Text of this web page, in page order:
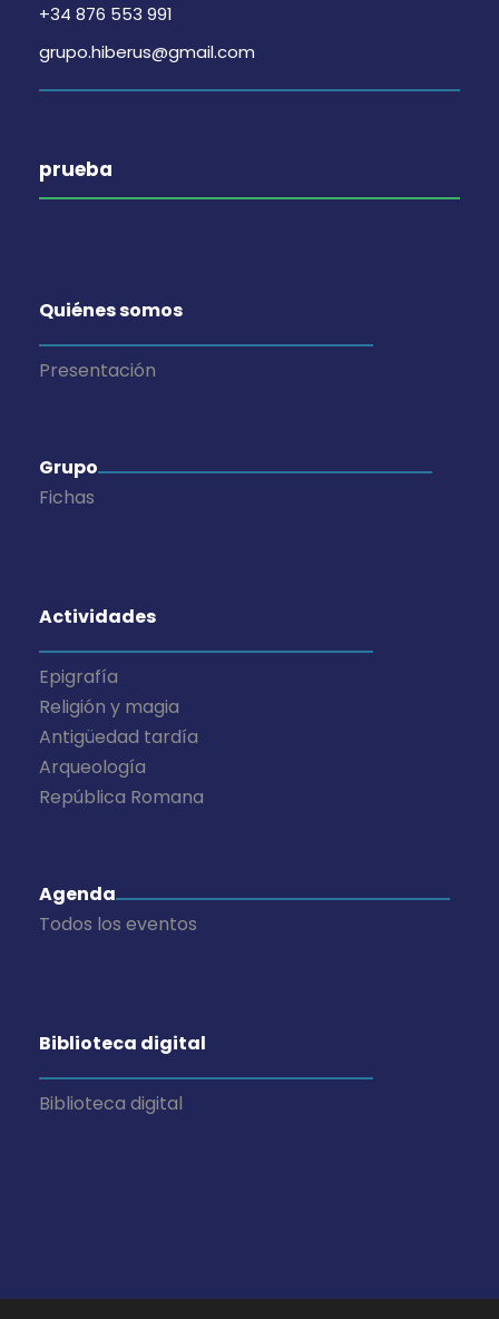
+34 876 553 991
grupo.hiberus@gmail.com
prueba
Quiénes somos
Presentación
Grupo
Fichas
Actividades
Epigrafía
Religión y magia
Antigüedad tardía
Arqueología
República Romana
Agenda
Todos los eventos
Biblioteca digital
Biblioteca digital